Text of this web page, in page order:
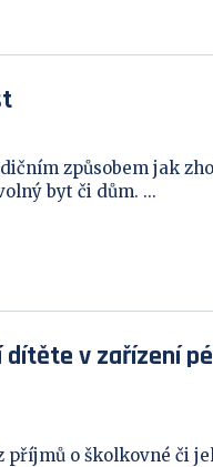
způsobem jak
byt či dům. ...
dítěte v zařízení
příjmů o školkovné či